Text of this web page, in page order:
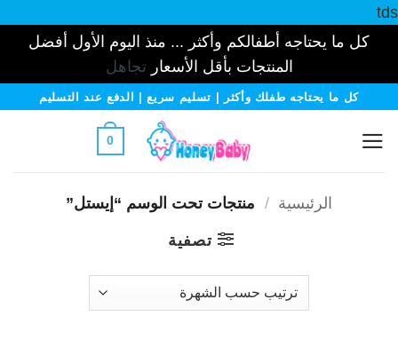
tds
كل ما يحتاجه أطفالكم وأكثر ... منذ اليوم الأول أفضل
المنتجات بأقل الأسعارتجاهل
تخطيكل ما يحتاجه طفلك وأكثر | تسليم سريع | الدفع عند التسليم
0
الرئيسية / منتجات تحت الوسم “إيستل”
تصفية